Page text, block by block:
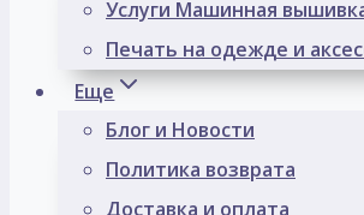
Услуги Машинная
Печать на одежде и
Еще
Блог и Новости
Политика возврата
Доставка и оплата